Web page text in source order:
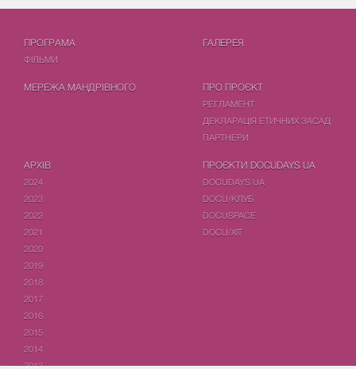
ПРОГРАМА
ФIЛЬМИ
ГАЛЕРЕЯ
МЕРЕЖА МАНДРІВНОГО ПРО ПРОЄКТ
РЕГЛАМЕНТ
ДЕКЛАРАЦІЯ ЕТИЧНИХ ЗАСАД
ПАРТНЕРИ
АРХІВ
2024
2023
2022
2021
2020
2019
2018
2017
2016
2015
2014
2013
ПРОЄКТИ DOCUDAYS UA
DOCUDAYS UA
DOCU/КЛУБ
DOCUSPACE
DOCU/ХІТ